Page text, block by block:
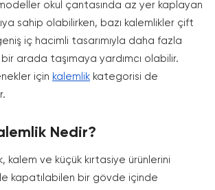
okul çantasında az yer kaplayan
sahip olabilirken, bazı kalemlikler çift
iç hacimli tasarımıyla daha fazla
bir arada taşımaya yardımcı olabilir.
için kalemlik kategorisi de
Nedir?
kalem ve küçük kırtasiye ürünlerini
kapatılabilen bir gövde içinde